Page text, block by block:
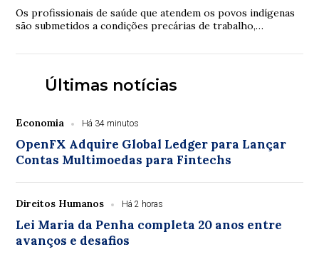
Os profissionais de saúde que atendem os povos indígenas
são submetidos a condições precárias de trabalho,
Últimas notícias
Economia Há 34 minutos
OpenFX Adquire Global Ledger para Lançar
Contas Multimoedas para Fintechs
Direitos Humanos Há 2 horas
Lei Maria da Penha completa 20 anos entre
avanços e desafios